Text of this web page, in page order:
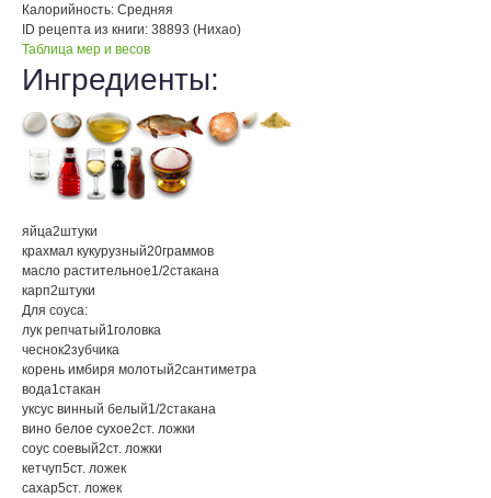
Калорийность: Средняя
ID рецепта из книги: 38893 (Нихао)
Таблица мер и весов
Ингредиенты:
яйца2штуки
крахмал кукурузный20граммов
масло растительное1/2стакана
карп2штуки
Для соуса:
лук репчатый1головка
чеснок2зубчика
корень имбиря молотый2сантиметра
вода1стакан
уксус винный белый1/2стакана
вино белое сухое2ст. ложки
соус соевый2ст. ложки
кетчуп5ст. ложек
сахар5ст. ложек